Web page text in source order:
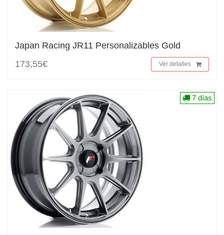
Japan Racing JR11 Personalizables Gold
173,55€
Ver detalles
7 días